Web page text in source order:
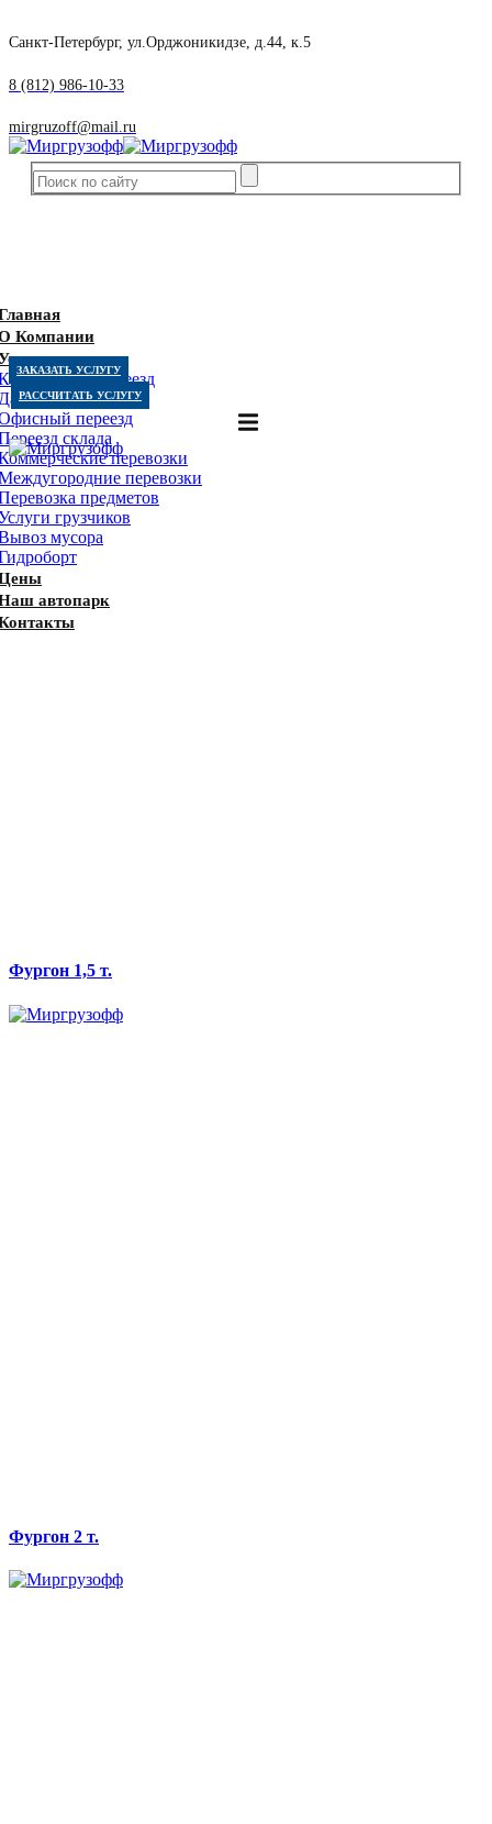
Санкт-Петербург, ул.Орджоникидзе, д.44, к.5
8 (812) 986-10-33
mirgruzoff@mail.ru
Компании
переезд
переезд
переезд
склада
перевозки
перевозки
предметов
грузчиков
мусора
автопарк
ЗАКАЗАТЬ УСЛУГУ
РАССЧИТАТЬ УСЛУГУ
Фургон 1,5 т.
Фургон 2 т.